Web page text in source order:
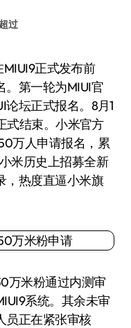
超过
。第一轮为MIUI官
坛正式报名。8月1
式结束。小米官方
万人申请报名，累
米历史上招募全新
，热度直逼小米旗
米粉通过内测审
系统。其余未审
员正在紧张审核